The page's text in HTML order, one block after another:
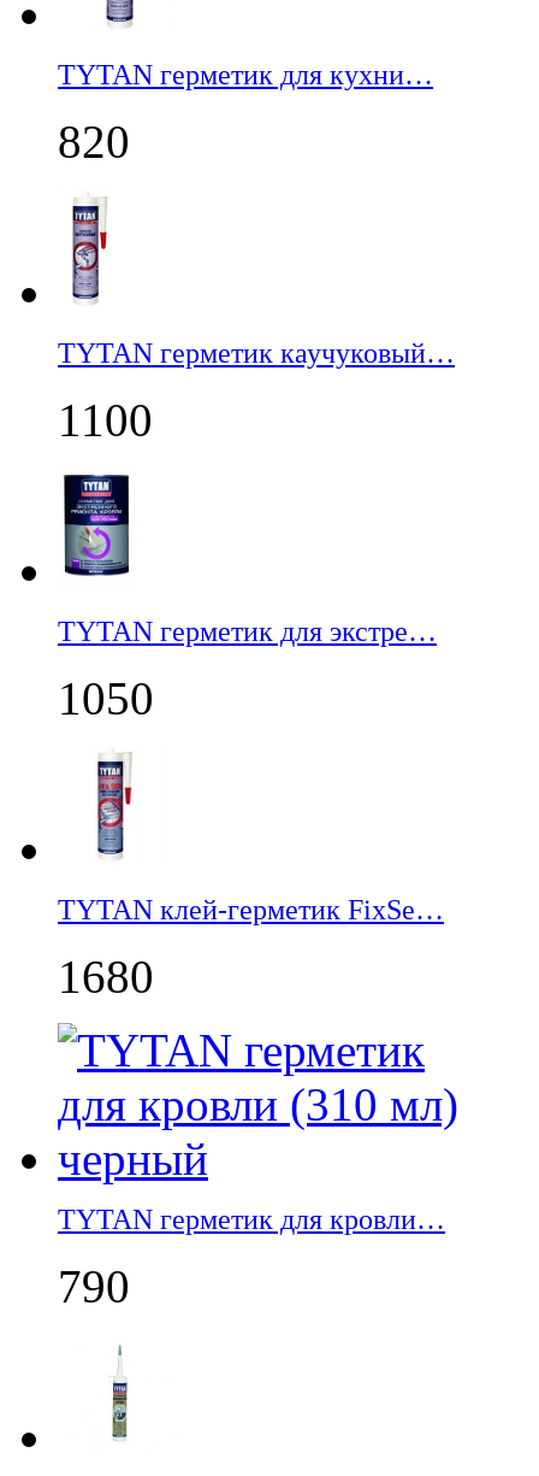
TYTAN герметик для кухни…
820
TYTAN герметик каучуковый…
1100
TYTAN герметик для экстре…
1050
TYTAN клей-герметик FixSe…
1680
TYTAN герметик для кровли…
790